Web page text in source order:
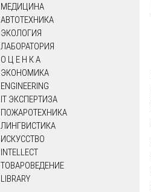
МЕДИЦИНА
АВТОТЕХНИКА
ЭКОЛОГИЯ
ЛАБОРАТОРИЯ
О Ц Е Н К А
ЭКОНОМИКА
ENGINEERING
IT ЭКСПЕРТИЗА
ПОЖАРОТЕХНИКА
ЛИНГВИСТИКА
ИСКУССТВО
INTELLECT
ТОВАРОВЕДЕНИЕ
LIBRARY